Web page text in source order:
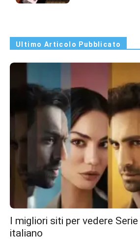
Ultimo Articolo Pubblicato
I migliori siti per vedere
italiano